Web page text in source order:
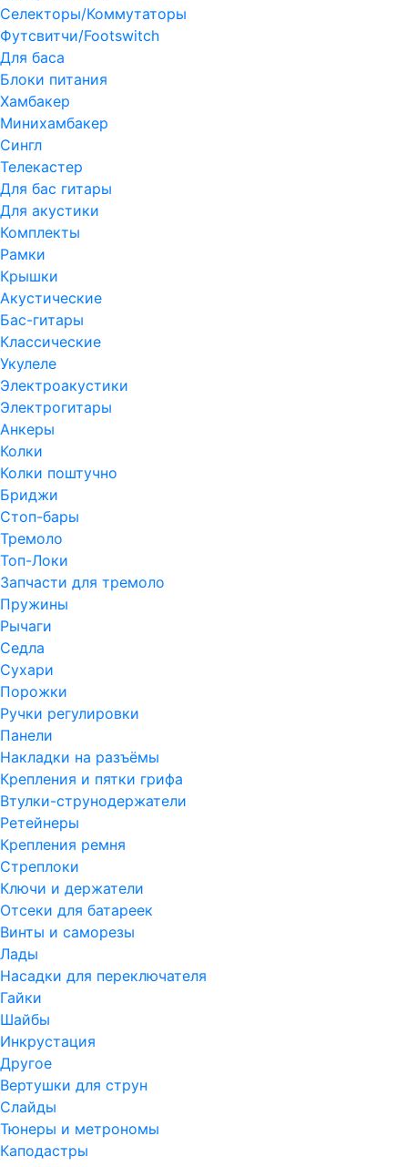
Селекторы/Коммутаторы
Футсвитчи/Footswitch
Для баса
Блоки питания
Хамбакер
Минихамбакер
Сингл
Телекастер
Для бас гитары
Для акустики
Комплекты
Рамки
Крышки
Акустические
Бас-гитары
Классические
Укулеле
Электроакустики
Электрогитары
Анкеры
Колки
Колки поштучно
Бриджи
Стоп-бары
Тремоло
Топ-Локи
Запчасти для тремоло
Пружины
Рычаги
Седла
Сухари
Порожки
Ручки регулировки
Панели
Накладки на разъёмы
Крепления и пятки грифа
Втулки-струнодержатели
Ретейнеры
Крепления ремня
Стреплоки
Ключи и держатели
Отсеки для батареек
Винты и саморезы
Лады
Насадки для переключателя
Гайки
Шайбы
Инкрустация
Другое
Вертушки для струн
Слайды
Тюнеры и метрономы
Каподастры